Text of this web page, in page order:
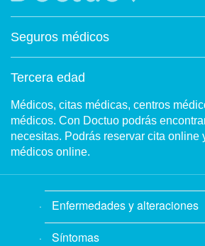
Seguros médicos
Tercera edad
Médicos, citas médicas, centros
médicos. Con Doctuo podrás
necesitas. Podrás reservar cita online
médicos online.
Enfermedades y alteraciones
Síntomas